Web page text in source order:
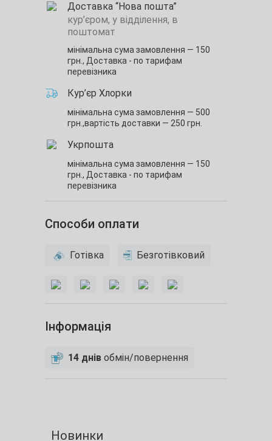
Доставка “Нова пошта”
кур’єром, у відділення, в
поштомат
мінімальна сума замовлення — 150
грн., Доставка - по тарифам
перевізника
Кур’єр Хлорки
мінімальна сума замовлення — 500
грн.,вартість доставки — 250 грн.
Укрпошта
мінімальна сума замовлення — 150
грн., Доставка - по тарифам
перевізника
Способи оплати
Готівка Безготівковий
Інформація
14 днів обмін/повернення
Новинки